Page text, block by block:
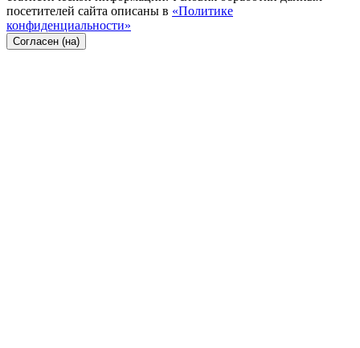
посетителей сайта описаны в «Политике
конфиденциальности»
Согласен (на)